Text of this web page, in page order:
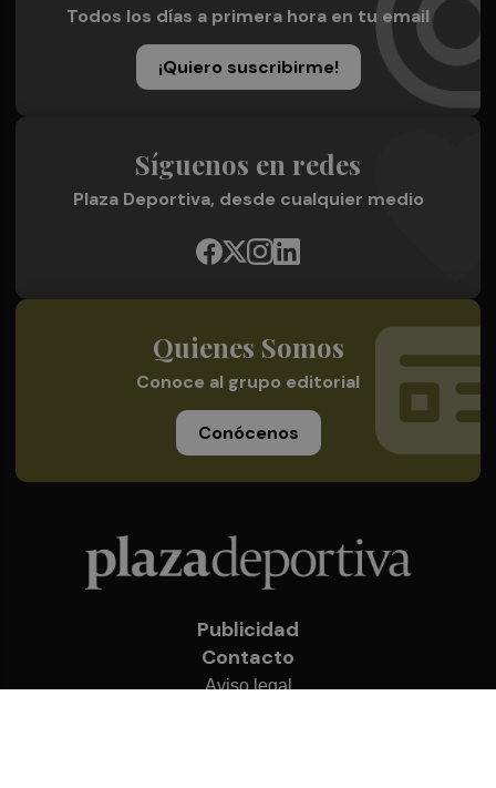
Todos los días a primera hora en tu email
¡Quiero suscribirme!
Síguenos en redes
Plaza Deportiva, desde cualquier medio
Quienes Somos
Conoce al grupo editorial
Conócenos
Publicidad
Contacto
Aviso legal